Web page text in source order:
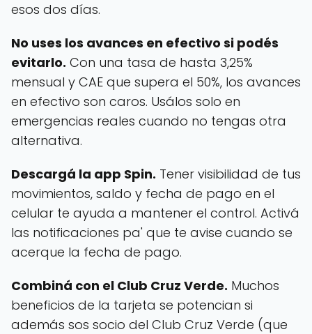
esos dos días.
No uses los avances en efectivo si podés
evitarlo. Con una tasa de hasta 3,25%
mensual y CAE que supera el 50%, los avances
en efectivo son caros. Usálos solo en
emergencias reales cuando no tengas otra
alternativa.
Descargá la app Spin. Tener visibilidad de tus
movimientos, saldo y fecha de pago en el
celular te ayuda a mantener el control. Activá
las notificaciones pa' que te avise cuando se
acerque la fecha de pago.
Combiná con el Club Cruz Verde. Muchos
beneficios de la tarjeta se potencian si
además sos socio del Club Cruz Verde (que